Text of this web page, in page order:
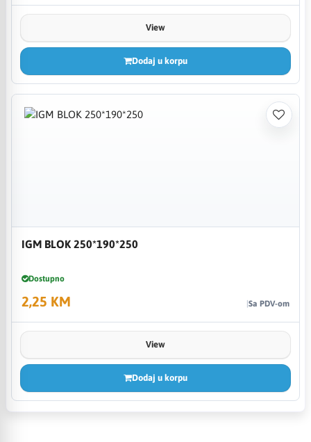
View
Dodaj u korpu
IGM BLOK 250*190*250
Dostupno
2,25 KM Sa PDV-om
View
Dodaj u korpu